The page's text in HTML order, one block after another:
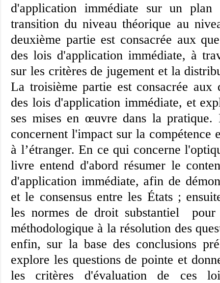
d'application immédiate sur un plan
transition du niveau théorique au
deuxième partie est consacrée aux
des lois d'application immédiate, à
sur les critères de jugement et la
La troisième partie est consacrée aux
des lois d'application immédiate, et
ses mises en œuvre dans la pratique.
concernent l'impact sur la compétence
à l’étranger. En ce qui concerne
livre entend d'abord résumer le
d'application immédiate, afin de
et le consensus entre les États ;
les normes de droit substantiel
méthodologique à la résolution des
enfin, sur la base des conclusions
explore les questions de pointe et
les critères d'évaluation de ces